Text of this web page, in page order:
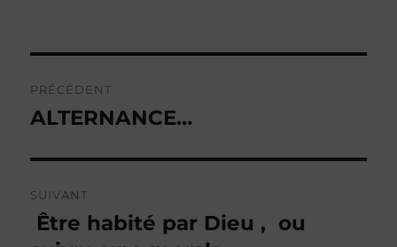
de
PRÉCÉDENT
Publication
ALTERNANCE…
SUIVANT
Publication
Être habité par Dieu , ou